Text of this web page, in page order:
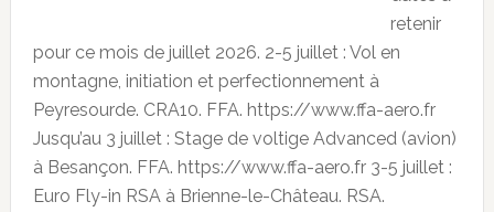
retenir
pour ce mois de juillet 2026. 2-5 juillet : Vol en
montagne, initiation et perfectionnement à
Peyresourde. CRA10. FFA. https://www.ffa-aero.fr
Jusqu’au 3 juillet : Stage de voltige Advanced (avion)
à Besançon. FFA. https://www.ffa-aero.fr 3-5 juillet :
Euro Fly-in RSA à Brienne-le-Château. RSA.